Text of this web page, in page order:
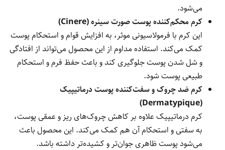
می‌شود.
کرم محکم‌کننده پوست صورت سینره (Cinere)
این کرم با فرمولاسیونی موثر، به افزایش قوام و استحکام پوست
کمک می‌کند. استفاده مداوم از این محصول می‌تواند از افتادگی
و شل شدن پوست جلوگیری کند و باعث حفظ فرم و استحکام
طبیعی پوست شود.
کرم ضد چروک و سفت‌کننده پوست درماتیپیک
(Dermatypique)
کرم درماتیپیک علاوه بر کاهش چروک‌های ریز و عمقی پوست،
به سفتی و استحکام آن هم کمک می‌کند. این محصول باعث
می‌شود پوست ظاهری جوان‌تر و کشیده‌تر داشته باشد.